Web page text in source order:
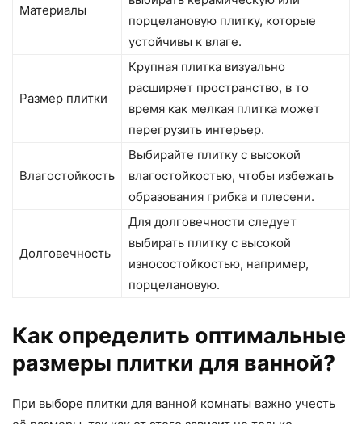
Материалы
порцелановую плитку, которые
устойчивы к влаге.
Размер плитки
Крупная плитка визуально
расширяет пространство, в то
время как мелкая плитка может
перегрузить интерьер.
Влагостойкость
Выбирайте плитку с высокой
влагостойкостью, чтобы избежать
образования грибка и плесени.
Долговечность
Для долговечности следует
выбирать плитку с высокой
износостойкостью, например,
порцелановую.
Как определить оптимальные
размеры плитки для ванной?
При выборе плитки для ванной комнаты важно учесть